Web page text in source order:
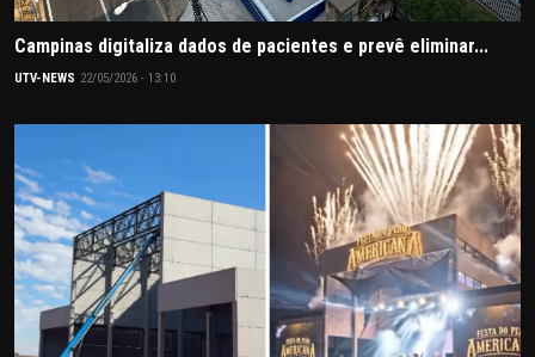
Campinas digitaliza dados de pacientes e prevê eliminar...
UTV-NEWS 22/05/2026 - 13:10